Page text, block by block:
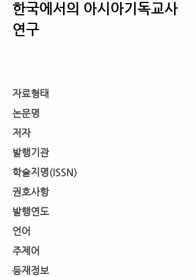
한국에서의 아시아기독교사
연구
자료형태
논문명
저자
발행기관
학술지명(ISSN)
권호사항
발행연도
언어
주제어
등재정보